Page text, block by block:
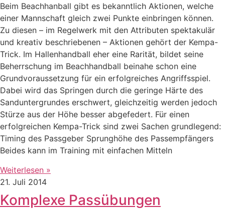
Beim Beachhanball gibt es bekanntlich Aktionen, welche
einer Mannschaft gleich zwei Punkte einbringen können.
Zu diesen – im Regelwerk mit den Attributen spektakulär
und kreativ beschriebenen – Aktionen gehört der Kempa-
Trick. Im Hallenhandball eher eine Rarität, bildet seine
Beherrschung im Beachhandball beinahe schon eine
Grundvoraussetzung für ein erfolgreiches Angriffsspiel.
Dabei wird das Springen durch die geringe Härte des
Sanduntergrundes erschwert, gleichzeitig werden jedoch
Stürze aus der Höhe besser abgefedert. Für einen
erfolgreichen Kempa-Trick sind zwei Sachen grundlegend:
Timing des Passgeber Sprunghöhe des Passempfängers
Beides kann im Training mit einfachen Mitteln
Weiterlesen »
21. Juli 2014
Komplexe Passübungen